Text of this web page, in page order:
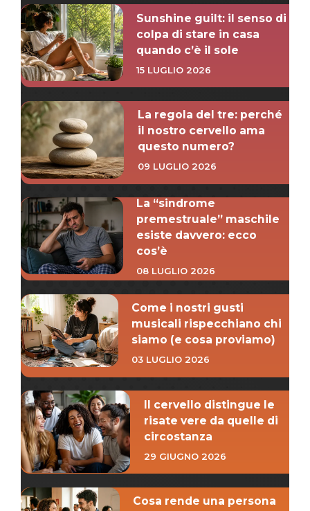
Sunshine guilt: il senso di
colpa di stare in casa
quando c’è il sole
15 LUGLIO 2026
La regola del tre: perché
il nostro cervello ama
questo numero?
09 LUGLIO 2026
La “sindrome
premestruale” maschile
esiste davvero: ecco
cos’è
08 LUGLIO 2026
Come i nostri gusti
musicali rispecchiano chi
siamo (e cosa proviamo)
03 LUGLIO 2026
Il cervello distingue le
risate vere da quelle di
circostanza
29 GIUGNO 2026
Cosa rende una persona